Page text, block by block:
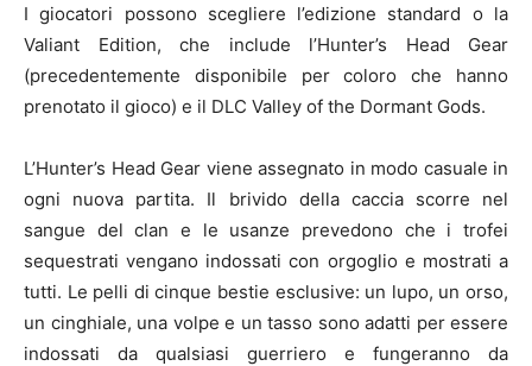
I giocatori possono scegliere l’edizione standard o la
Valiant Edition, che include l’Hunter’s Head Gear
(precedentemente disponibile per coloro che hanno
prenotato il gioco) e il DLC Valley of the Dormant Gods.
L’Hunter’s Head Gear viene assegnato in modo casuale in
ogni nuova partita. Il brivido della caccia scorre nel
sangue del clan e le usanze prevedono che i trofei
sequestrati vengano indossati con orgoglio e mostrati a
tutti. Le pelli di cinque bestie esclusive: un lupo, un orso,
un cinghiale, una volpe e un tasso sono adatti per essere
indossati da qualsiasi guerriero e fungeranno da